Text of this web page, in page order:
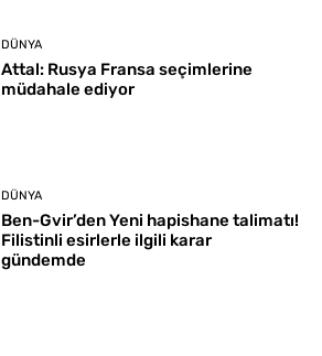
DÜNYA
Attal: Rusya Fransa seçimlerine
müdahale ediyor
DÜNYA
Ben-Gvir’den Yeni hapishane talimatı!
Filistinli esirlerle ilgili karar
gündemde